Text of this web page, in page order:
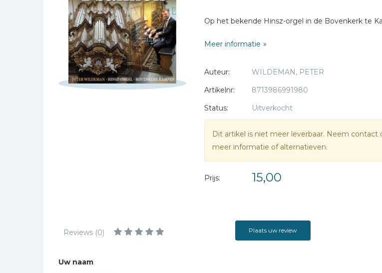
Geloof, duurzaamheid
en mileu
Benodigdheden voor
kerken
Christelijke spellen
Christelijke stripboeken
Eten en koken
Management &
Op het bekende Hinsz-orgel in de Bovenkerk te
Meer informatie
Auteur:
WILDEMAN, PETER
Artikelnr:
8713986991980
Status:
Uitverkocht
Dit artikel is niet meer leverbaar. Neem contact
meer informatie of alternatieven.
Prijs: 15,00
Reviews (0) Plaats uw review
Bericht *
* = verplicht
Uw naam